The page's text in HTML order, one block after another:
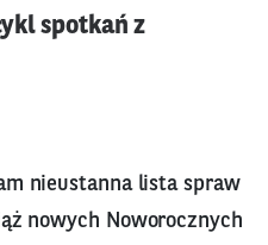
spotkań z
nieustanna lista spraw
nowych Noworocznych